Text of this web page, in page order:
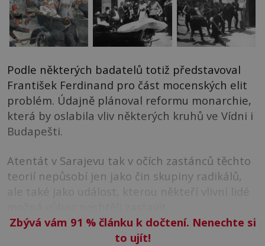
Podle některých badatelů totiž představoval
František Ferdinand pro část mocenských elit
problém. Údajně plánoval reformu monarchie,
která by oslabila vliv některých kruhů ve Vídni i
Budapešti.
Atentát v Sarajevu tak v očích zastánců těchto
teorií nepůsobí jen jako čin skupiny radikálů,
ale také jako událost, kterou někteří vlivní lidé
Zbývá vám 91 %článku k dočtení. Nenechte si
to ujít!